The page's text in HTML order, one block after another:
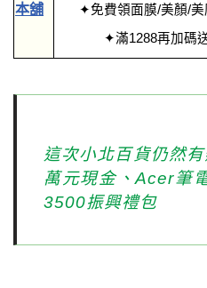
本舖
✦免費領面膜/美顏/美
✦滿1288再加碼
這次小北百貨仍然
萬元現金、Acer筆
3500振興禮包